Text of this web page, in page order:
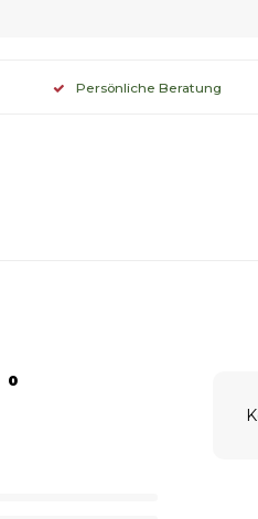
Persönliche Beratung
0